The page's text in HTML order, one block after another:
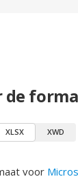
de
XLSX XWD
voor